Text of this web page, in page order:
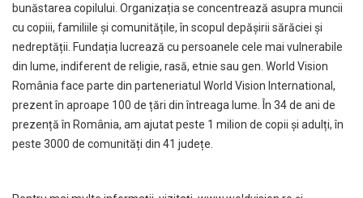
bunăstarea copilului. Organizația se concentrează asupra muncii
cu copiii, familiile și comunitățile, în scopul depășirii sărăciei și
nedreptății. Fundația lucrează cu persoanele cele mai vulnerabile
din lume, indiferent de religie, rasă, etnie sau gen. World Vision
România face parte din parteneriatul World Vision International,
prezent în aproape 100 de țări din întreaga lume. În 34 de ani de
prezență în România, am ajutat peste 1 milion de copii și adulți, în
peste 3000 de comunități din 41 județe.